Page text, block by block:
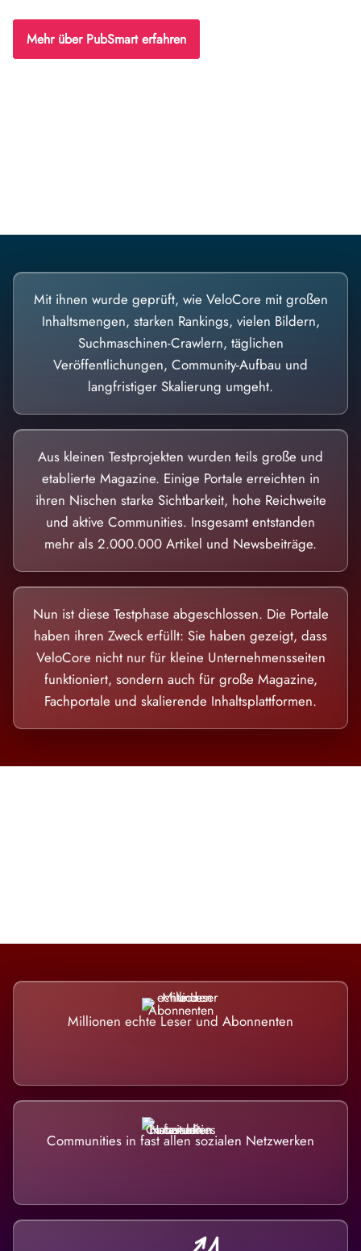
Mehr über PubSmart erfahren
Mit ihnen wurde geprüft, wie VeloCore mit großen
Inhaltsmengen, starken Rankings, vielen Bildern,
Suchmaschinen-Crawlern, täglichen
Veröffentlichungen, Community-Aufbau und
langfristiger Skalierung umgeht.
Aus kleinen Testprojekten wurden teils große und
etablierte Magazine. Einige Portale erreichten in
ihren Nischen starke Sichtbarkeit, hohe Reichweite
und aktive Communities. Insgesamt entstanden
mehr als 2.000.000 Artikel und Newsbeiträge.
Nun ist diese Testphase abgeschlossen. Die Portale
haben ihren Zweck erfüllt: Sie haben gezeigt, dass
VeloCore nicht nur für kleine Unternehmensseiten
funktioniert, sondern auch für große Magazine,
Fachportale und skalierende Inhaltsplattformen.
Millionen echte Leser und Abonnenten
Communities in fast allen sozialen Netzwerken